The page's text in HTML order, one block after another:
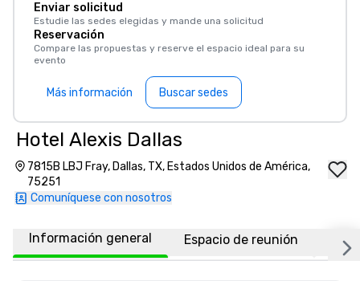
Enviar solicitud
Estudie las sedes elegidas y mande una solicitud
Reservación
Compare las propuestas y reserve el espacio ideal para su
evento
Más información Buscar sedes
Hotel Alexis Dallas
7815B LBJ Fray, Dallas, TX, Estados Unidos de América,
75251
Comuníquese con nosotros
Información general Espacio de reunión